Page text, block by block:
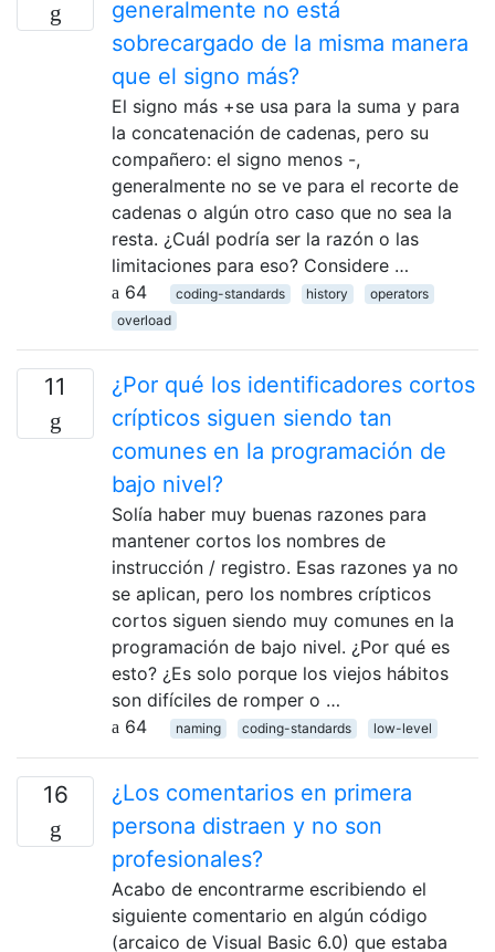
generalmente no está
sobrecargado de la misma manera
que el signo más?
El signo más +se usa para la suma y para
la concatenación de cadenas, pero su
compañero: el signo menos -,
generalmente no se ve para el recorte de
cadenas o algún otro caso que no sea la
resta. ¿Cuál podría ser la razón o las
limitaciones para eso? Considere …
64
coding-standards history
operators
overload
11
¿Por qué los identificadores cortos
crípticos siguen siendo tan
comunes en la programación de
bajo nivel?
Solía ​​haber muy buenas razones para
mantener cortos los nombres de
instrucción / registro. Esas razones ya no
se aplican, pero los nombres crípticos
cortos siguen siendo muy comunes en la
programación de bajo nivel. ¿Por qué es
esto? ¿Es solo porque los viejos hábitos
son difíciles de romper o …
64
naming coding-standards low-level
16
¿Los comentarios en primera
persona distraen y no son
profesionales?
Acabo de encontrarme escribiendo el
siguiente comentario en algún código
(arcaico de Visual Basic 6.0) que estaba